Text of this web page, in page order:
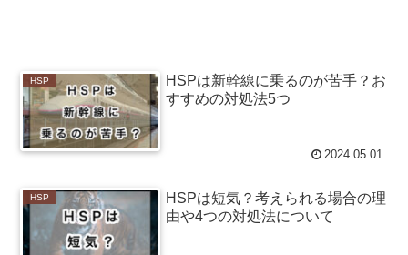
HSP
HSPは新幹線に乗るのが苦手？お
すすめの対処法5つ
2024.05.01
HSP
HSPは短気？考えられる場合の理
由や4つの対処法について